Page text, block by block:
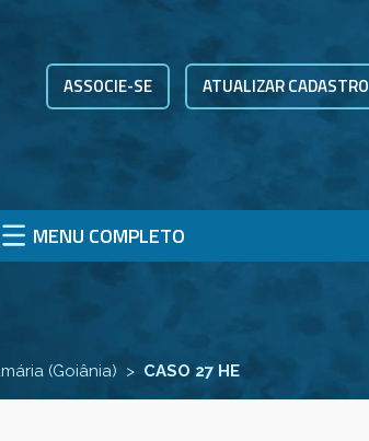
ASSOCIE-SE ATUALIZAR CADASTRO
MENU COMPLETO
(Goiânia) CASO 27 HE